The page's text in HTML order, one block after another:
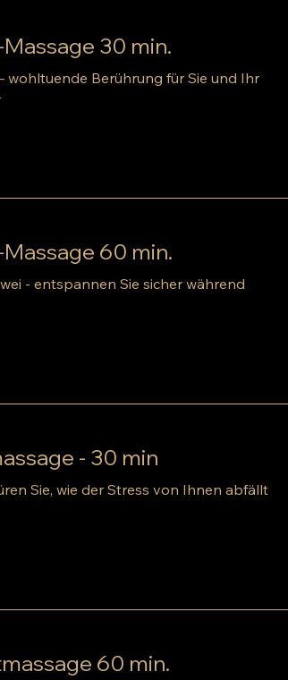
30 min.
wohltuende Berührung für Sie und Ihr
60 min.
- entspannen Sie sicher während
- 30 min
Sie, wie der Stress von Ihnen abfällt
60 min.